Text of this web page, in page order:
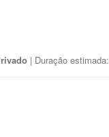
| Duração estimada: